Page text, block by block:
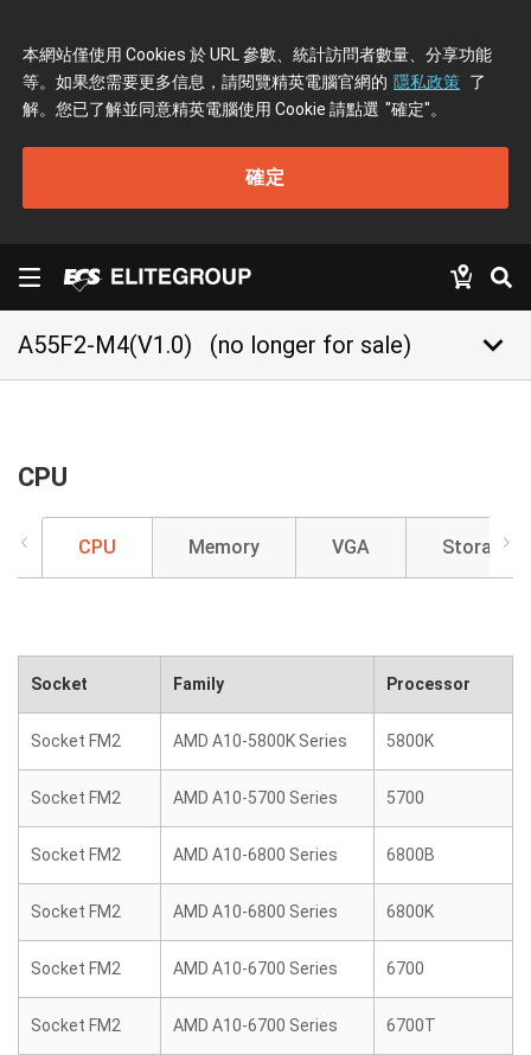
本網站僅使用 Cookies 於 URL 參數、統計訪問者數量、分享功能
等。如果您需要更多信息，請閱覽精英電腦官網的 隱私政策 了
解。您已了解並同意精英電腦使用 Cookie 請點選 "確定"。
確定
A55F2-M4(V1.0) (no longer for sale) keyboard_arrow_down
CPU
CPU Memory VGA Storage
Socket Family Processor
Socket FM2 AMD A10-5800K Series 5800K
Socket FM2 AMD A10-5700 Series 5700
Socket FM2 AMD A10-6800 Series 6800B
Socket FM2 AMD A10-6800 Series 6800K
Socket FM2 AMD A10-6700 Series 6700
Socket FM2 AMD A10-6700 Series 6700T